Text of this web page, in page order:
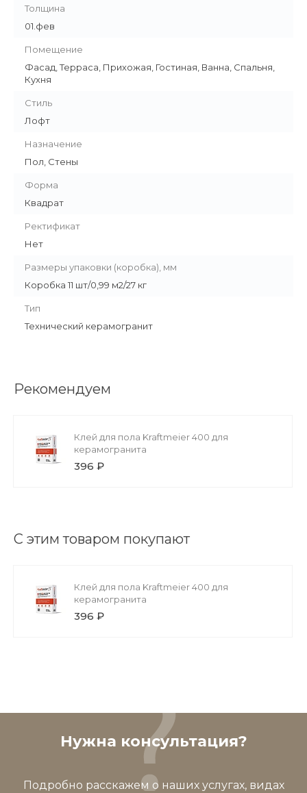
Толщина
01.фев
Помещение
Фасад, Терраса, Прихожая, Гостиная, Ванна, Спальня,
Кухня
Стиль
Лофт
Назначение
Пол, Стены
Форма
Квадрат
Ректификат
Нет
Размеры упаковки (коробка), мм
Коробка 11 шт/0,99 м2/27 кг
Тип
Технический керамогранит
Рекомендуем
Клей для пола Kraftmeier 400 для
керамогранита
396 ₽
С этим товаром покупают
Клей для пола Kraftmeier 400 для
керамогранита
396 ₽
Нужна консультация?
Подробно расскажем о наших услугах, видах